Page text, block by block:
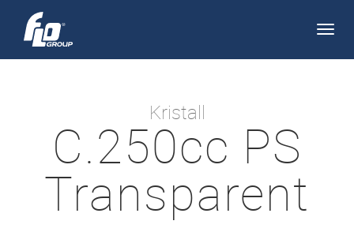
Kristall
C.250cc PS
Transparent